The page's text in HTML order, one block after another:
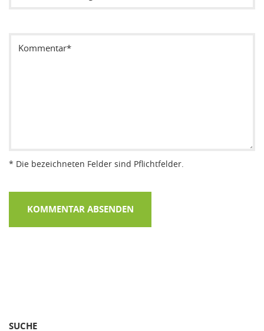
* Die bezeichneten Felder sind Pflichtfelder.
SUCHE